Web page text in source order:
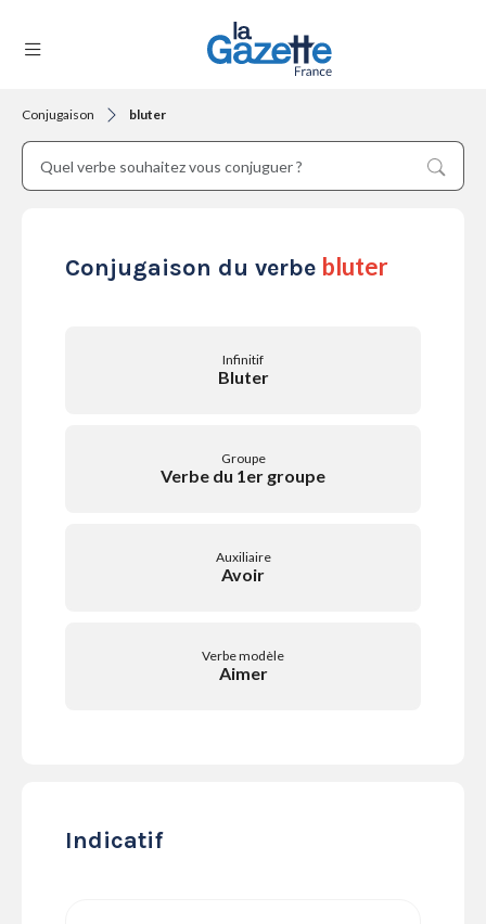
THÉMATIQUES
Conjugaison bluter
Conjugaison du verbe bluter
Infinitif
Bluter
Groupe
Verbe du 1er groupe
Auxiliaire
Avoir
Verbe modèle
Aimer
Indicatif